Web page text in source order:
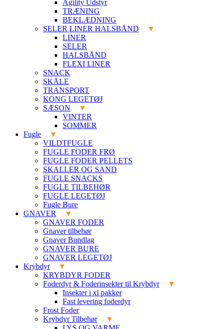
Agility Udstyr
TRÆNING
BEKLÆDNING
SELER LINER HALSBÅND
LINER
SELER
HALSBÅND
FLEXI LINER
SNACK
SKÅLE
TRANSPORT
KONG LEGETØJ
SÆSON
VINTER
SOMMER
Fugle
VILDTFUGLE
FUGLE FODER FRØ
FUGLE FODER PELLETS
SKALLER OG SAND
FUGLE SNACKS
FUGLE TILBEHØR
FUGLE LEGETØJ
Fugle Bure
GNAVER
GNAVER FODER
Gnaver tilbehør
Gnaver Bundlag
GNAVER BURE
GNAVER LEGETØJ
Krybdyr
KRYBDYR FODER
Foderdyr & Foderinsekter til Krybdyr
Insekter i xl pakker
Fast levering foderdyr
Frost Foder
Krybdyr Tilbehør